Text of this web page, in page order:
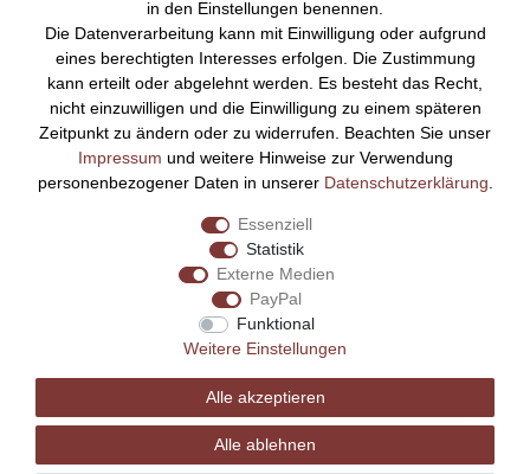
Zahlungsarten
Kontakt
Rechtliches
Impressum
AGB
Datenschutz
Widerrufsrecht
Vertrag widerrufen
Bezahlen Sie bequem per
in den Einstellungen benennen.
Die Datenverarbeitung kann mit Einwilligung oder aufgrund
eines berechtigten Interesses erfolgen. Die Zustimmung
kann erteilt oder abgelehnt werden. Es besteht das Recht,
nicht einzuwilligen und die Einwilligung zu einem späteren
Zeitpunkt zu ändern oder zu widerrufen. Beachten Sie unser
Impressum und weitere Hinweise zur Verwendung
personenbezogener Daten in unserer Daten­schutz­erklärung
Essenziell
Statistik
Externe Medien
PayPal
Funktional
Weitere Einstellungen
Alle akzeptieren
Alle ablehnen